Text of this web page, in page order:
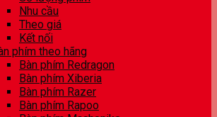
Nhu cầu
Theo giá
Kết nối
phím theo hãng
Bàn phím Redragon
Bàn phím Xiberia
Bàn phím Razer
Bàn phím Rapoo